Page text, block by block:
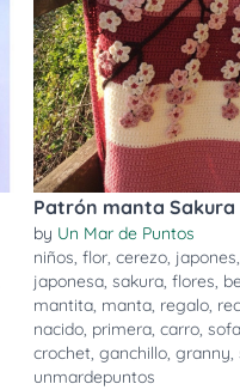
Patrón manta Sakura
by Un Mar de Puntos
niños, flor, cerezo, japones,
japonesa, sakura, flores,
mantita, manta, regalo,
nacido, primera, carro, sofa
crochet, ganchillo, granny,
unmardepuntos